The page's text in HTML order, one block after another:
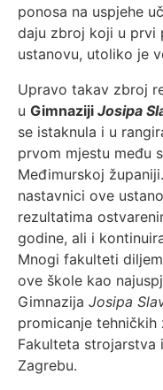
ponosa na uspjehe
daju zbroj koji u prvi
ustanovu, utoliko je
Upravo takav zbroj
u Gimnaziji Josipa
se istaknula i u
prvom mjestu među
Međimurskoj
nastavnici ove
rezultatima
godine, ali i
Mnogi fakulteti
ove škole kao
Gimnazija Josipa
promicanje tehničkih
Fakulteta strojarstva
Zagrebu.